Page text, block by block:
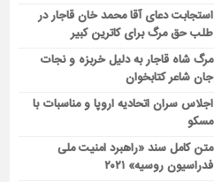
استجابت دعای آقا محمد خان قاجار در
طلب حق مرگ برای کاترین کبیر
مرگ شاه قاجار به دلیل خربزه و نجات
جان شاعر کتابخوان
اجلاس سران اتحادیه اروپا و مناسبات با
مسکو
متن کامل سند «راهبرد امنیت ملی
فدراسیون روسیه» ۲۰۲۱